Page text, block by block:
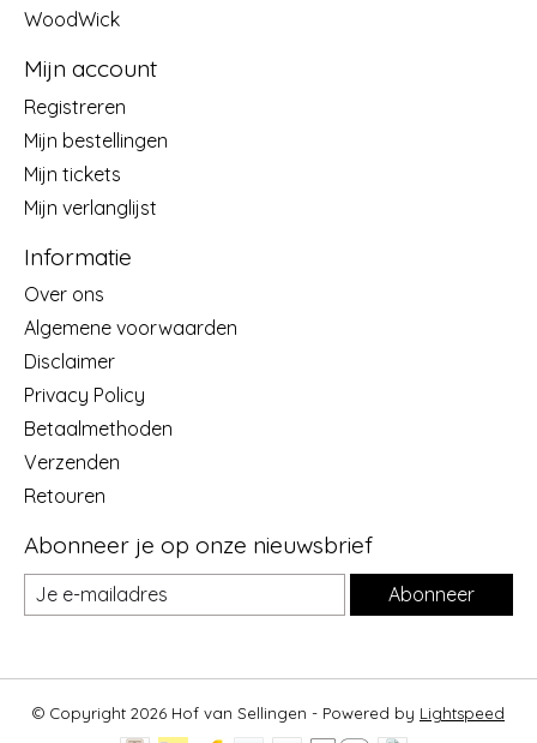
WoodWick
Mijn account
Registreren
Mijn bestellingen
Mijn tickets
Mijn verlanglijst
Informatie
Over ons
Algemene voorwaarden
Disclaimer
Privacy Policy
Betaalmethoden
Verzenden
Retouren
Abonneer je op onze nieuwsbrief
Abonneer
© Copyright 2026 Hof van Sellingen - Powered by Lightspeed